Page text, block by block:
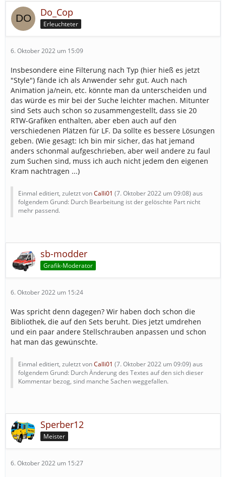
Do_Cop
Erleuchteter
6. Oktober 2022 um 15:09
Insbesondere eine Filterung nach Typ (hier hieß es jetzt
"Style") fände ich als Anwender sehr gut. Auch nach
Animation ja/nein, etc. könnte man da unterscheiden und
das würde es mir bei der Suche leichter machen. Mitunter
sind Sets auch schon so zusammengestellt, dass sie 20
RTW-Grafiken enthalten, aber eben auch auf den
verschiedenen Plätzen für LF. Da sollte es bessere Lösungen
geben. (Wie gesagt: Ich bin mir sicher, das hat jemand
anders schonmal aufgeschrieben, aber weil andere zu faul
zum Suchen sind, muss ich auch nicht jedem den eigenen
Kram nachtragen ...)
Einmal editiert, zuletzt vonCalli01 (7. Oktober 2022 um 09:08) aus
folgendem Grund: Durch Bearbeitung ist der gelöschte Part nicht
mehr passend.
sb-modder
Grafik-Moderator
6. Oktober 2022 um 15:24
Was spricht denn dagegen? Wir haben doch schon die
Bibliothek, die auf den Sets beruht. Dies jetzt umdrehen
und ein paar andere Stellschrauben anpassen und schon
hat man das gewünschte.
Einmal editiert, zuletzt vonCalli01 (7. Oktober 2022 um 09:09) aus
folgendem Grund: Durch Änderung des Textes auf den sich dieser
Kommentar bezog, sind manche Sachen weggefallen.
Sperber12
Meister
6. Oktober 2022 um 15:27